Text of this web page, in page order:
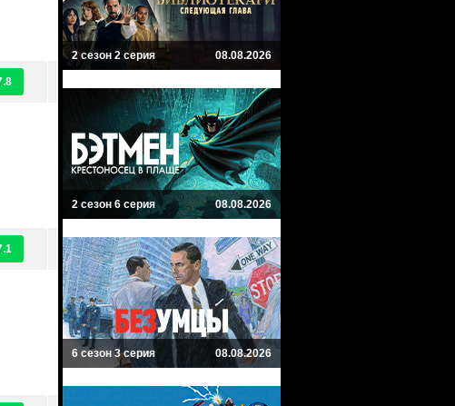
2 сезон 2 серия 08.08.2026
2 сезон 6 серия 08.08.2026
6 сезон 3 серия 08.08.2026